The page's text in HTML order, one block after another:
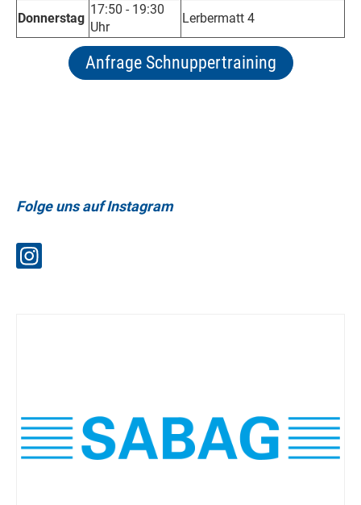
Donnerstag
17:50 - 19:30
Uhr
Lerbermatt 4
Anfrage Schnuppertraining
Folge uns auf Instagram